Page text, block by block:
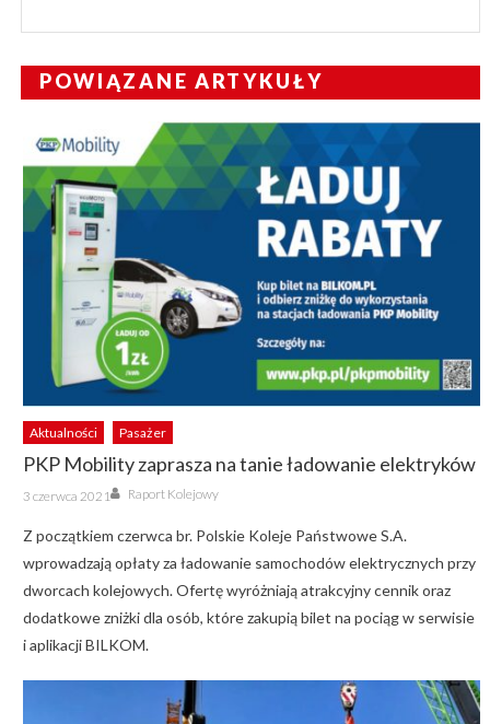
POWIĄZANE ARTYKUŁY
Aktualności Pasażer
PKP Mobility zaprasza na tanie ładowanie elektryków
Posted
on
3 czerwca 2021 Author
Raport Kolejowy
Z początkiem czerwca br. Polskie Koleje Państwowe S.A.
wprowadzają opłaty za ładowanie samochodów elektrycznych przy
dworcach kolejowych. Ofertę wyróżniają atrakcyjny cennik oraz
dodatkowe zniżki dla osób, które zakupią bilet na pociąg w serwisie
i aplikacji BILKOM.